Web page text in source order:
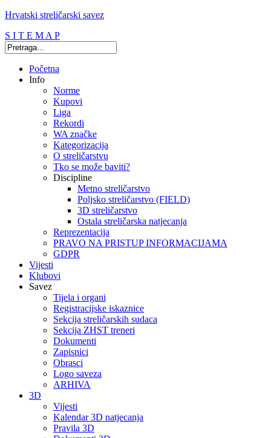
Hrvatski streličarski savez
S I T E M A P
Početna
Info
Norme
Kupovi
Liga
Rekordi
WA značke
Kategorizacija
O streličarstvu
Tko se može baviti?
Discipline
Metno streličarstvo
Poljsko streličarstvo (FIELD)
3D streličarstvo
Ostala streličarska natjecanja
Reprezentacija
PRAVO NA PRISTUP INFORMACIJAMA
GDPR
Vijesti
Klubovi
Savez
Tijela i organi
Registracijske iskaznice
Sekcija streličarskih sudaca
Sekcija ZHST treneri
Dokumenti
Zapisnici
Obrasci
Logo saveza
ARHIVA
3D
Vijesti
Kalendar 3D natjecanja
Pravila 3D